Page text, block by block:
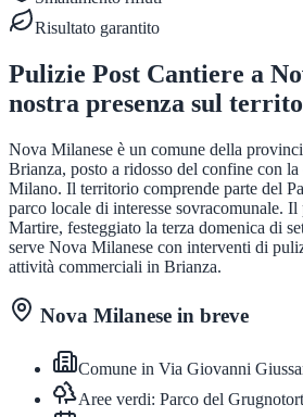
Risultato garantito
Pulizie Post Cantiere a
nostra presenza sul
Nova Milanese è un comune della
Brianza, posto a ridosso del confine con
Milano. Il territorio comprende parte del
parco locale di interesse sovracomunale.
Martire, festeggiato la terza domenica di
serve Nova Milanese con interventi di
attività commerciali in Brianza.
Nova Milanese in breve
Comune in Via Giovanni
Aree verdi: Parco del